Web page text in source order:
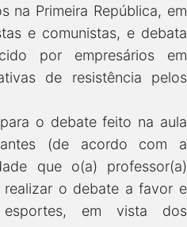
na Primeira República, em
e comunistas, e debata
por empresários em
de resistência pelos
o debate feito na aula
(de acordo com a
que o(a) professor(a)
o debate a favor e
em vista dos